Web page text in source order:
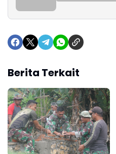
Berita Terkait